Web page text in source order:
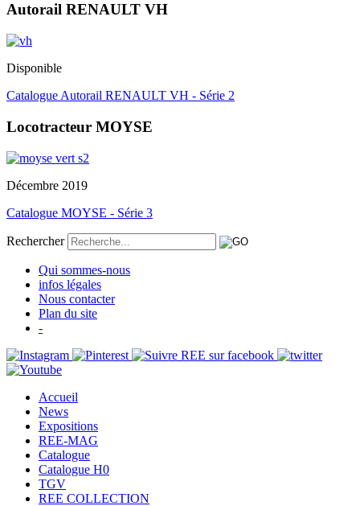
Autorail RENAULT VH
Disponible
Catalogue Autorail RENAULT VH - Série 2
Locotracteur MOYSE
Décembre 2019
Catalogue MOYSE - Série 3
Rechercher
Qui sommes-nous
infos légales
Nous contacter
Plan du site
-
Accueil
News
Expositions
REE-MAG
Catalogue
Catalogue H0
TGV
REE COLLECTION